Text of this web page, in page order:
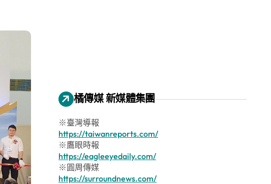
橘傳媒 新媒體集團
※臺灣導報
https://taiwanreports.com/
※鷹眼時報
https://eagleeyedaily.com/
※圓周傳媒
https://surroundnews.com/